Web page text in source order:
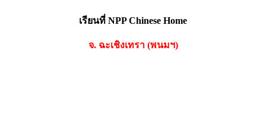
เรียนที่ NPP Chinese Home
จ. ฉะเชิงเทรา (พนมฯ)